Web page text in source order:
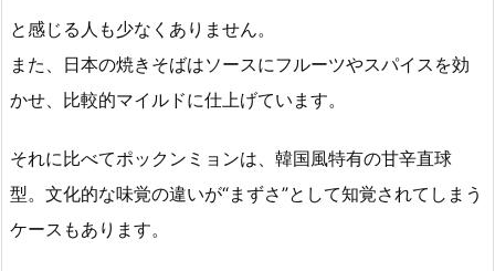
と感じる人も少なくありません。
また、日本の焼きそばはソースにフルーツやスパイスを効
かせ、比較的マイルドに仕上げています。
それに比べてポックンミョンは、韓国風特有の甘辛直球
型。文化的な味覚の違いが“まずさ”として知覚されてしまう
ケースもあります。